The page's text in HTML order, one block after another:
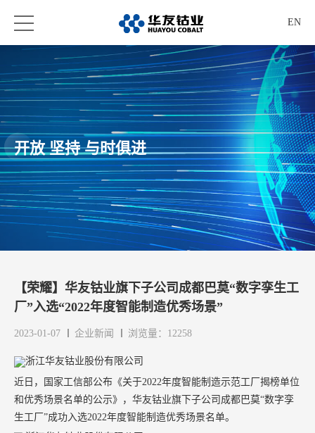
EN
开放 坚持 与时俱进
【荣耀】华友钴业旗下子公司成都巴莫“数字孪生工
厂”入选“2022年度智能制造优秀场景”
2023-01-07 企业新闻 浏览量：12258
近日，国家工信部公布《关于2022年度智能制造示范工厂揭榜单位
和优秀场景名单的公示》，华友钴业旗下子公司成都巴莫“数字孪
生工厂”成功入选2022年度智能制造优秀场景名单。